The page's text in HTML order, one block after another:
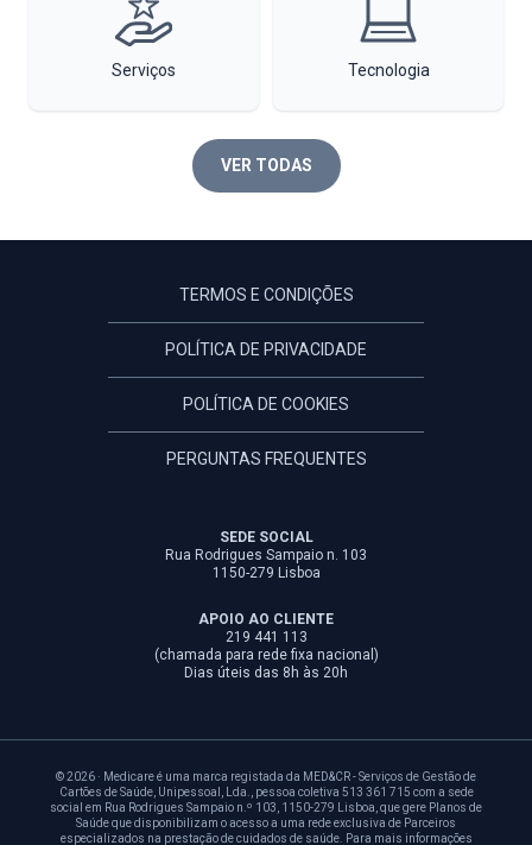
Serviços Tecnologia
VER TODAS
TERMOS E CONDIÇÕES
POLÍTICA DE PRIVACIDADE
POLÍTICA DE COOKIES
PERGUNTAS FREQUENTES
SEDE SOCIAL
Rua Rodrigues Sampaio n. 103
1150-279 Lisboa
APOIO AO CLIENTE
219 441 113
(chamada para rede fixa nacional)
Dias úteis das 8h às 20h
© 2026 · Medicare é uma marca registada da MED&CR - Serviços de Gestão de
Cartões de Saúde, Unipessoal, Lda., pessoa coletiva 513 361 715 com a sede
social em Rua Rodrigues Sampaio n.º 103, 1150-279 Lisboa, que gere Planos de
Saúde que disponibilizam o acesso a uma rede exclusiva de Parceiros
especializados na prestação de cuidados de saúde. Para mais informações